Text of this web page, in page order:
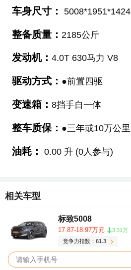
车身尺寸： 5008*1951*1424
整备质量： 2185公斤
发动机： 4.0T 630马力 V8
驱动方式： ●前置四驱
变速箱： 8挡手自一体
整车质保： ●三年或10万公里
油耗： 0.00 升 (0人参与)
相关车型
标致5008
17.87-18.97万元
3.31万
竞争力指数：61.3